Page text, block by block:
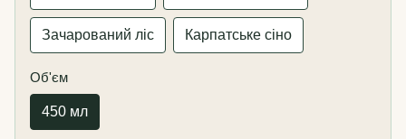
Зачарований ліс Карпатське сіно
Об'єм
450 мл